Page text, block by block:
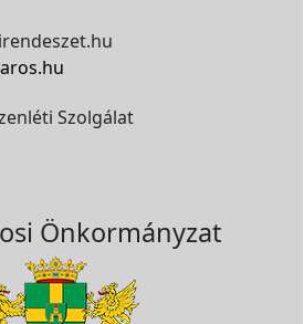
Szolgálat
Önkormányzat